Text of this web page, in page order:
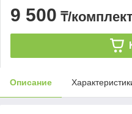
9 500 ₸/
Описание